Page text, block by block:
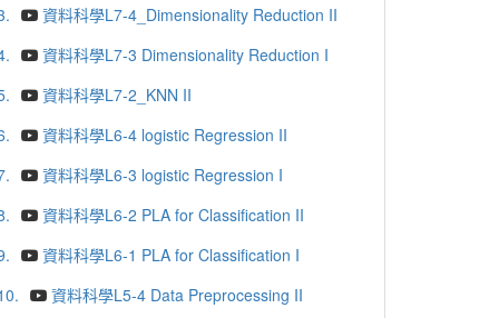
資料科學L7-4_Dimensionality Reduction II
資料科學L7-3 Dimensionality Reduction I
資料科學L7-2_KNN II
資料科學L6-4 logistic Regression II
資料科學L6-3 logistic Regression I
資料科學L6-2 PLA for Classification II
資料科學L6-1 PLA for Classification I
資料科學L5-4 Data Preprocessing II